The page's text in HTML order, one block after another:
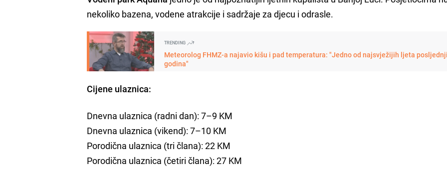
nekoliko bazena, vodene atrakcije i sadržaje za djecu i odrasle.
TRENDING
Meteorolog FHMZ-a najavio kišu i pad temperatura: "Jedno od najsvježijih ljeta
godina"
Cijene ulaznica:
Dnevna ulaznica (radni dan): 7–9 KM
Dnevna ulaznica (vikend): 7–10 KM
Porodična ulaznica (tri člana): 22 KM
Porodična ulaznica (četiri člana): 27 KM